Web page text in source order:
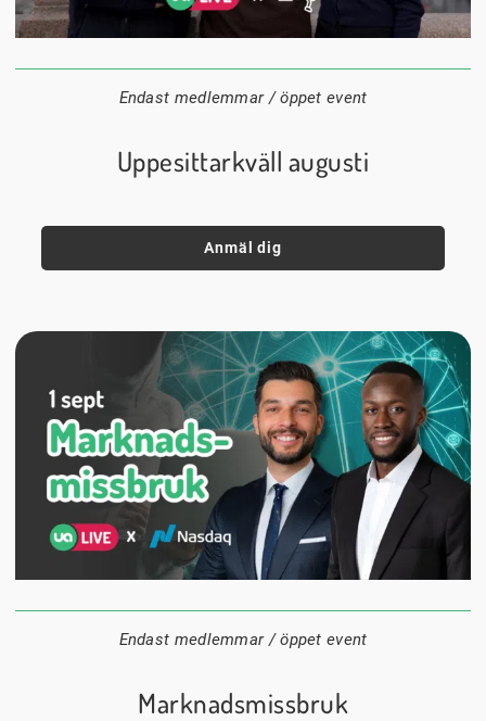
24 augusti
20:00
Endast medlemmar / öppet event
Uppesittarkväll augusti
Anmäl dig
1 september
18:00
Digitalt
Endast medlemmar / öppet event
Marknadsmissbruk